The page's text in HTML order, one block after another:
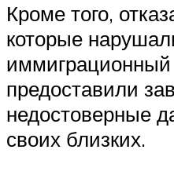
Кроме того,
которые
предоставили
недостоверные
своих близких.